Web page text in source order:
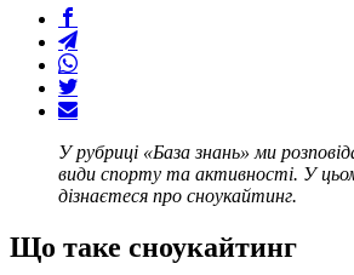
У рубриці «База знань» ми
види спорту та активності. У
дізнаєтеся про сноукайтинг.
Що таке сноукайтинг